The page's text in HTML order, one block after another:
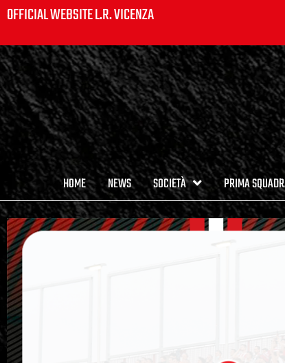
OFFICIAL WEBSITE L.R. VICENZA
HOME NEWS SOCIETÀ PRIMA